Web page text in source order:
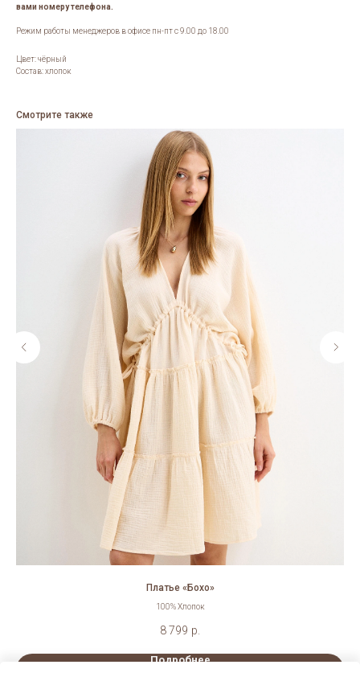
вами номеру телефона.
Режим работы менеджеров в офисе пн-пт с 9.00 до 18.00
Цвет: чёрный
Состав: хлопок
Смотрите также
Платье «Бохо»
100% Хлопок
8 799 р.
Подробнее